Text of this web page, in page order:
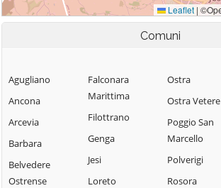
Comuni
Agugliano
Ancona
Arcevia
Barbara
Belvedere
Ostrense
Falconara
Marittima
Filottrano
Genga
Jesi
Loreto
Ostra
Ostra Vetere
Poggio San
Marcello
Polverigi
Rosora